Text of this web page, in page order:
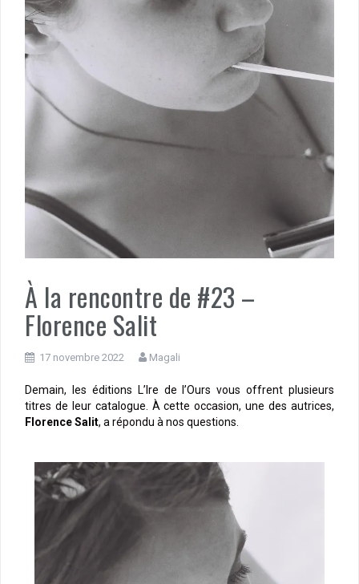
À la rencontre de #23 –
Florence Salit
17 novembre 2022 Magali
Demain, les éditions L’Ire de l’Ours vous offrent plusieurs
titres de leur catalogue. À cette occasion, une des autrices,
Florence Salit, a répondu à nos questions.